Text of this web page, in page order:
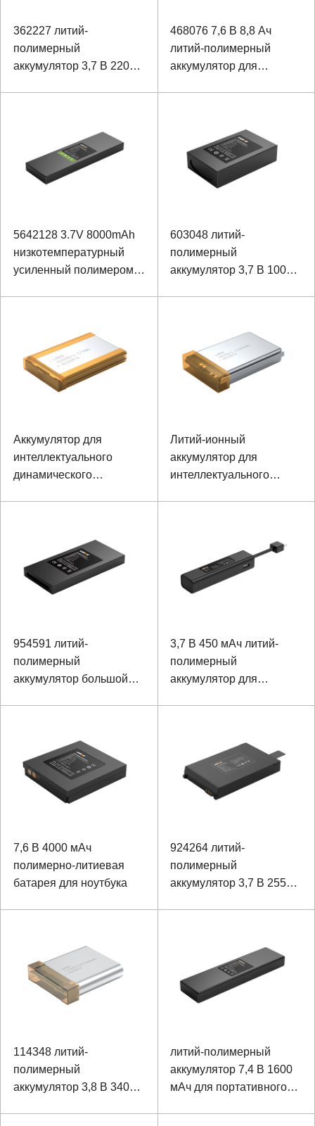
362227 литий-
полимерный
аккумулятор 3,7 В 220
468076 7,6 В 8,8 Ач
литий-полимерный
аккумулятор для
5642128 3.7V 8000mAh
низкотемпературный
усиленный полимером
603048 литий-
полимерный
аккумулятор 3,7 В 1000
Аккумулятор для
интеллектуального
динамического
Литий-ионный
аккумулятор для
интеллектуального
оборудования
954591 литий-
полимерный
аккумулятор большой
3,7 В 450 мАч литий-
полимерный
аккумулятор для
7,6 В 4000 мАч
полимерно-литиевая
батарея для ноутбука
924264 литий-
полимерный
аккумулятор 3,7 В 2550
114348 литий-
полимерный
аккумулятор 3,8 В 3400
литий-полимерный
аккумулятор 7,4 В 1600
мАч для портативного